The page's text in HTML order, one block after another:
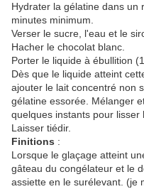
Hydrater la gélatine dans un
minutes minimum.
Verser le sucre, l'eau et le
Hacher le chocolat blanc.
Porter le liquide à ébullition
Dès que le liquide atteint
ajouter le lait concentré non
gélatine essorée. Mélanger
quelques instants pour lisser
Laisser tiédir.
Finitions :
Lorsque le glaçage atteint
gâteau du congélateur et le
assiette en le surélevant. (je